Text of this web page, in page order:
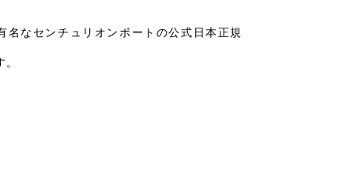
なセンチュリオンボートの公式日本正規